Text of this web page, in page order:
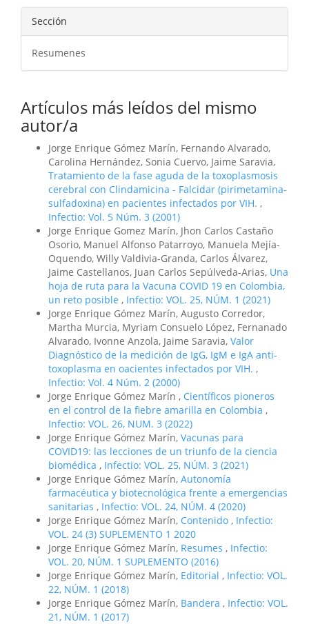
Sección
Resumenes
Artículos más leídos del mismo
autor/a
Jorge Enrique Gómez Marín, Fernando Alvarado,
Carolina Hernández, Sonia Cuervo, Jaime Saravia,
Tratamiento de la fase aguda de la toxoplasmosis
cerebral con Clindamicina - Falcidar (pirimetamina-
sulfadoxina) en pacientes infectados por VIH. ,
Infectio: Vol. 5 Núm. 3 (2001)
Jorge Enrique Gomez Marín, Jhon Carlos Castaño
Osorio, Manuel Alfonso Patarroyo, Manuela Mejía-
Oquendo, Willy Valdivia-Granda, Carlos Álvarez,
Jaime Castellanos, Juan Carlos Sepúlveda-Arias, Una
hoja de ruta para la Vacuna COVID 19 en Colombia,
un reto posible , Infectio: VOL. 25, NÚM. 1 (2021)
Jorge Enrique Gómez Marín, Augusto Corredor,
Martha Murcia, Myriam Consuelo López, Fernanado
Alvarado, Ivonne Anzola, Jaime Saravia, Valor
Diagnóstico de la medición de IgG, IgM e IgA anti-
toxoplasma en oacientes infectados por VIH. ,
Infectio: Vol. 4 Núm. 2 (2000)
Jorge Enrique Gómez Marín , Científicos pioneros
en el control de la fiebre amarilla en Colombia ,
Infectio: VOL. 26, NUM. 3 (2022)
Jorge Enrique Gómez Marín, Vacunas para
COVID19: las lecciones de un triunfo de la ciencia
biomédica , Infectio: VOL. 25, NÚM. 3 (2021)
Jorge Enrique Gómez Marín, Autonomía
farmacéutica y biotecnológica frente a emergencias
sanitarias , Infectio: VOL. 24, NÚM. 4 (2020)
Jorge Enrique Gómez Marín, Contenido , Infectio:
VOL. 24 (3) SUPLEMENTO 1 2020
Jorge Enrique Gómez Marín, Resumes , Infectio:
VOL. 20, NÚM. 1 SUPLEMENTO (2016)
Jorge Enrique Gómez Marín, Editorial , Infectio: VOL.
22, NÚM. 1 (2018)
Jorge Enrique Gómez Marín, Bandera , Infectio: VOL.
21, NÚM. 1 (2017)